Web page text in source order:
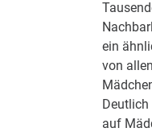
ein
von
auf